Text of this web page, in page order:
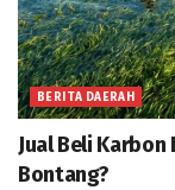
BERITA DAERAH
Jual Beli Karbon
Bontang?